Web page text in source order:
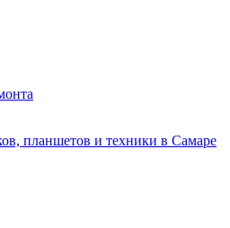
планшетов и техники в Самаре